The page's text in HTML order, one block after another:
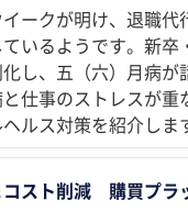
ークが明け、退職代
いるようです。新卒
し、五（六）月病が
仕事のストレスが重
ルス対策を紹介しま
コスト削減 購買プラ